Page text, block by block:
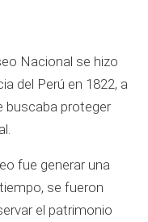
Nacional se hizo
del Perú en 1822, a
buscaba proteger
fue generar una
se fueron
el patrimonio